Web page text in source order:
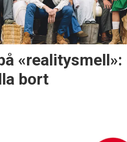
bort